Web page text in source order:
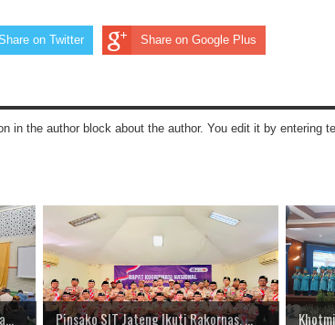
on Twitter Share on Google Plus
in the author block about the author. You edit it by entering
Pinsako SIT Jateng Ikuti Rakornas, ...